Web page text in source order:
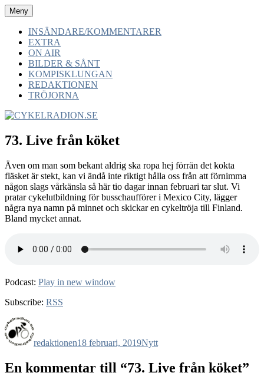
Hoppa
till
innehåll
CYKELRADION.SE
-av cyklister -för cyklister -med cyklister
Meny
INSÄNDARE/KOMMENTARER
EXTRA
ON AIR
BILDER & SÅNT
KOMPISKLUNGAN
REDAKTIONEN
TRÖJORNA
73. Live från köket
Även om man som bekant aldrig ska ropa hej förrän det kokta
fläsket är stekt, kan vi ändå inte riktigt hålla oss från att förnimma
någon slags vårkänsla så här tio dagar innan februari tar slut. Vi
pratar cykelutbildning för busschaufförer i Mexico City, lägger
några nya namn på minnet och skickar en cykeltröja till Finland.
Bland mycket annat.
Podcast: Play in new window
Subscribe: RSS
redaktionen18 februari, 2019Nytt
En kommentar till “73. Live från köket”